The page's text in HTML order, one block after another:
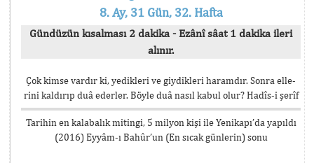
8. Ay, 31 Gün, 32. Hafta
Gündüzün kısalması 2 dakika - Ezânî sâat 1 dakika ileri
alınır.
Çok kimse vardır ki, yedikleri ve giydikleri haramdır. Sonra elle-
rini kaldırıp duâ ederler. Böyle duâ nasıl kabul olur? Hadîs-i şerîf
Tarihin en kalabalık mitingi, 5 milyon kişi ile Yenikapı’da yapıldı
(2016) Eyyâm-ı Bahûr’un (En sıcak günlerin) sonu